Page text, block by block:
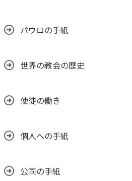
パウロの手紙
世界の教会の歴史
使徒の働き
個人への手紙
公同の手紙